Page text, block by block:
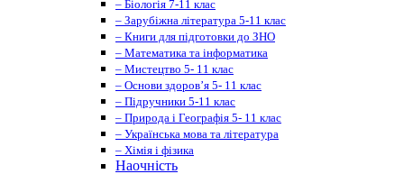
– Біологія 7-11 клас
– Зарубіжна література 5-11 клас
– Книги для підготовки до ЗНО
– Математика та інформатика
– Мистецтво 5- 11 клас
– Основи здоров’я 5- 11 клас
– Підручники 5-11 клас
– Природа і Географія 5- 11 клас
– Українська мова та література
– Хімія і фізика
Наочність